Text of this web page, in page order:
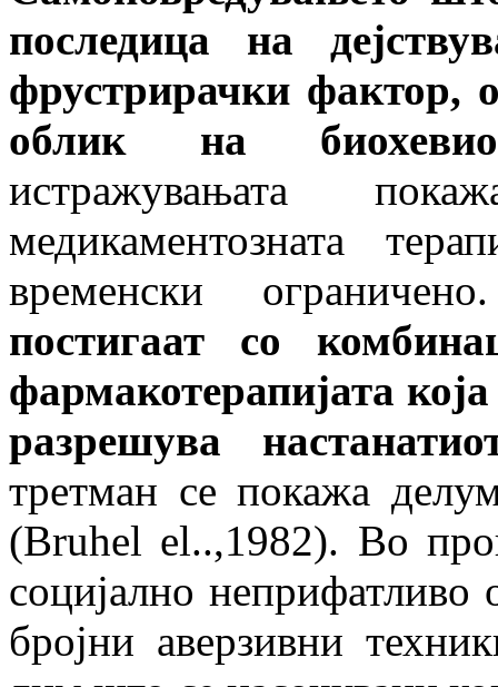
последица на
фрустрирачки фактор,
облик на
истражувањата
медикаментозната
временски
постигаат со
фармакотерапијата
разрешува
третман се покажа
(Bruhel el..,1982). Во
социјално
бројни аверзивни